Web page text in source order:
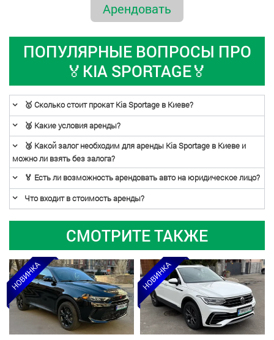
Арендовать
ПОПУЛЯРНЫЕ ВОПРОСЫ ПРО
🏅KIA SPORTAGE🏅
🥇 Сколько стоит прокат Kia Sportage в Киеве?
🥈 Какие условия аренды?
🥉 Какой залог необходим для аренды Kia Sportage в Киеве и
можно ли взять без залога?
🏅 Есть ли возможность арендовать авто на юридическое лицо?
Что входит в стоимость аренды?
СМОТРИТЕ ТАКЖЕ